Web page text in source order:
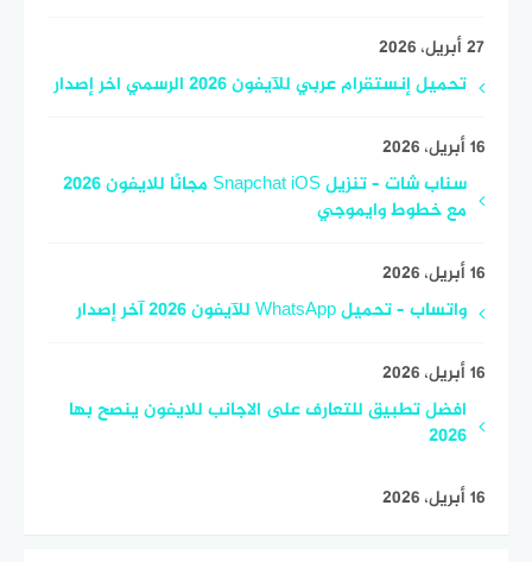
27 أبريل، 2026
تحميل إنستقرام عربي للآيفون 2026 الرسمي اخر إصدار
16 أبريل، 2026
سناب شات – تنزيل Snapchat iOS مجانًا للايفون 2026
مع خطوط وايموجي
16 أبريل، 2026
واتساب – تحميل WhatsApp للآيفون 2026 آخر إصدار
16 أبريل، 2026
افضل تطبيق للتعارف على الاجانب للايفون ينصح بها
2026
16 أبريل، 2026